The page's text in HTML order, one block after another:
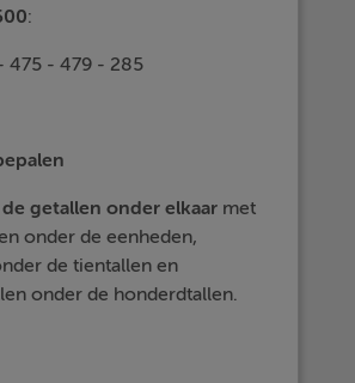
:
475 - 479 - 285
de getallen onder elkaar met
onder de eenheden,
de tientallen en
onder de honderdtallen.